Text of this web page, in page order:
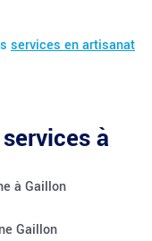
services en artisanat
à
à Gaillon
Gaillon